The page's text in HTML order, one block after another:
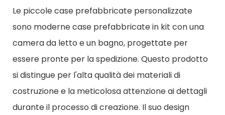
Le piccole case prefabbricate personalizzate
sono moderne case prefabbricate in kit con una
camera da letto e un bagno, progettate per
essere pronte per la spedizione. Questo prodotto
si distingue per l'alta qualità dei materiali di
costruzione e la meticolosa attenzione ai dettagli
durante il processo di creazione. Il suo design